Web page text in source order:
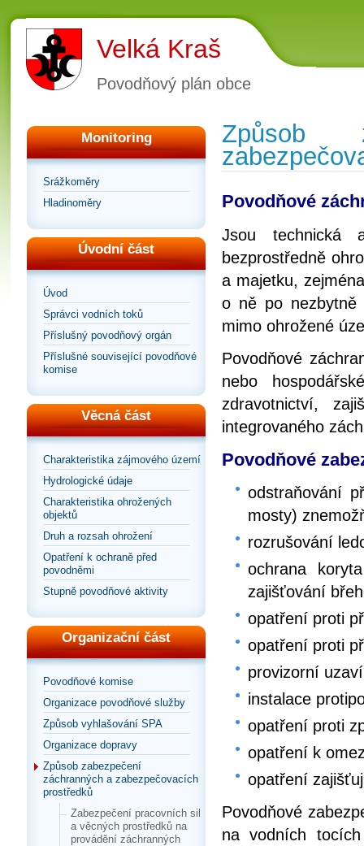
Velká Kraš
Povodňový plán obce
Monitoring
Srážkoměry
Hladinoměry
Úvodní část
Úvod
Správci vodních toků
Příslušný povodňový orgán
Příslušné související povodňové
komise
Věcná část
Charakteristika zájmového území
Hydrologické údaje
Charakteristika ohrožených
objektů
Druh a rozsah ohrožení
Opatření k ochraně před
povodněmi
Stupně povodňové aktivity
Organizační část
Povodňové komise
Organizace povodňové služby
Způsob vyhlašování SPA
Organizace dopravy
Způsob zabezpečení
záchranných a zabezpečovacích
prostředků
Zabezpečení pracovních sil
a věcných prostředků na
provádění záchranných
Způsob
Povodňové
Jsou technická
bezprostředně
a majetku,
o ně po nezbytně
mimo ohrožené
Povodňové
nebo
zdravotnictví,
integrovaného
Povodňové
odstraňování
mosty)
rozrušování
ochrana
zajišťování
opatření proti
opatření proti
provizorní
instalace
opatření proti
opatření k
opatření
Povodňové
na vodních